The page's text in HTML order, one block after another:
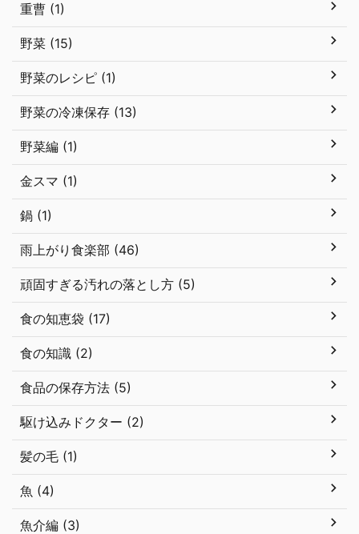
重曹 (1)
野菜 (15)
野菜のレシピ (1)
野菜の冷凍保存 (13)
野菜編 (1)
金スマ (1)
鍋 (1)
雨上がり食楽部 (46)
頑固すぎる汚れの落とし方 (5)
食の知恵袋 (17)
食の知識 (2)
食品の保存方法 (5)
駆け込みドクター (2)
髪の毛 (1)
魚 (4)
魚介編 (3)